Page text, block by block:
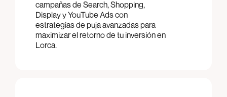
campañas de Search, Shopping,
Display y YouTube Ads con
estrategias de puja avanzadas para
maximizar el retorno de tu inversión en
Lorca.